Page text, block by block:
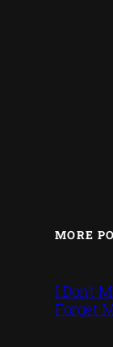
MORE
I Don’t
Forget